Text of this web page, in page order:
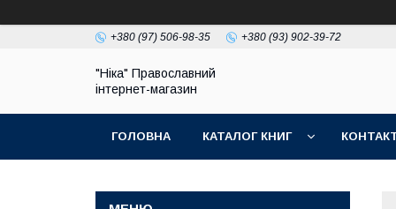
+380 (97) 506-98-35 +380 (93) 902-39-72
"Ніка" Православний
інтернет-магазин
ГОЛОВНА КАТАЛОГ КНИГ